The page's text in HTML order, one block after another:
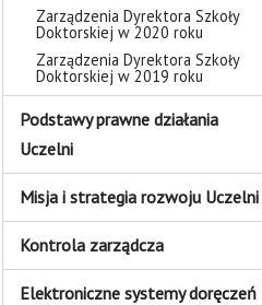
Zarządzenia Dyrektora Szkoły
Doktorskiej w 2020 roku
Zarządzenia Dyrektora Szkoły
Doktorskiej w 2019 roku
Podstawy prawne działania
Uczelni
Misja i strategia rozwoju Uczelni
Kontrola zarządcza
Elektroniczne systemy doręczeń